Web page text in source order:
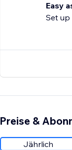
Easy
Set up
Preise &
Jährlich